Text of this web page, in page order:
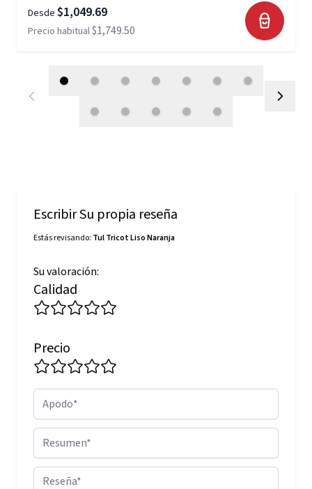
Desde $1,049.69
Precio habitual$1,749.50
Escribir Su propia reseña
Estás revisando: Tul Tricot Liso Naranja
Su valoración:
Calidad
Precio
Apodo
Resumen
Reseña